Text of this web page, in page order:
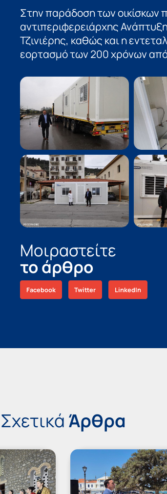
Στην παράδοση των οικίσκων
αντιπεριφερειάρχης
Τζινιέρης, καθώς και η
εορτασμό των 200 χρόνων
Μοιραστείτε
το άρθρο
Facebook Twitter LinkedIn
Σχετικά Άρθρα